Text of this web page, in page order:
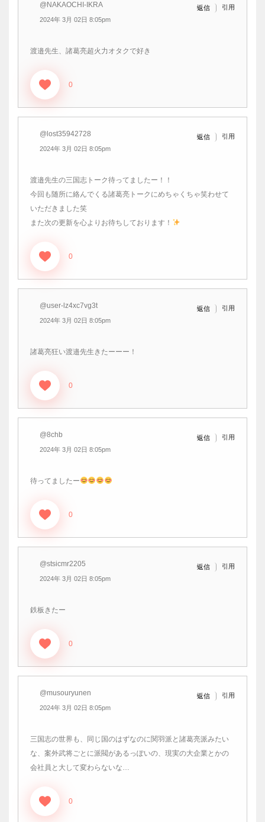
@NAKAOCHI-IKRA
2024年 3月 02日 8:05pm
返信 引用
渡邉先生、諸葛亮超火力オタクで好き
0
@lost35942728
2024年 3月 02日 8:05pm
返信 引用
渡邉先生の三国志トーク待ってましたー！！
今回も随所に絡んでくる諸葛亮トークにめちゃくちゃ笑わせて
いただきました笑
また次の更新を心よりお待ちしております！
0
@user-lz4xc7vg3t
2024年 3月 02日 8:05pm
返信 引用
諸葛亮狂い渡邉先生きたーーー！
0
@8chb
2024年 3月 02日 8:05pm
返信 引用
待ってましたー
0
@stsicmr2205
2024年 3月 02日 8:05pm
返信 引用
鉄板きたー
0
@musouryunen
2024年 3月 02日 8:05pm
返信 引用
三国志の世界も、同じ国のはずなのに関羽派と諸葛亮派みたい
な、案外武将ごとに派閥があるっぽいの、現実の大企業とかの
会社員と大して変わらないな…
0